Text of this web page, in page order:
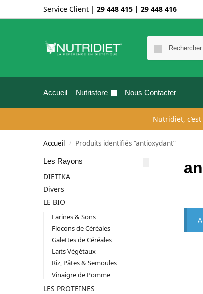
Service Client | 29 448 415 | 29 448 416
Accueil Nutristore Nous Contacter
Nutridiet,
Accueil / Produits identifiés “antioxydant”
Les Rayons
DIETIKA
Divers
LE BIO
Farines & Sons
Flocons de Céréales
Galettes de Céréales
Laits Végétaux
Riz, Pâtes & Semoules
Vinaigre de Pomme
LES PROTEINES